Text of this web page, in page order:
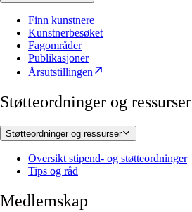
Finn kunstnere
Kunstnerbesøket
Fagområder
Publikasjoner
Årsutstillingen
Støtteordninger og ressurser
Støtteordninger og ressurser
Oversikt stipend- og støtteordninger
Tips og råd
Medlemskap